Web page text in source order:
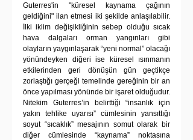
Guterres'in "küresel kaynama çağının
geldiğini" ilan etmesi iki şekilde anlaşılabilir.
İlki iklim değişikliğinin sebep olduğu sıcak
hava dalgaları orman yangınları gibi
olayların yaygınlaşarak “yeni normal” olacağı
yönündeyken diğeri ise küresel ısınmanın
etkilerinden geri dönüşün gün geçtikçe
zorlaştığı gerçeği temelinde gereğinin bir an
önce yapılması yönünde bir işaret olduğudur.
Nitekim Guterres’in belirttiği “insanlık için
yakın tehlike uyarısı” cümlesinin yansıttığı
soyut “sıcaklık” mesajının somut olarak bir
diğer cümlesinde “kaynama” noktasına